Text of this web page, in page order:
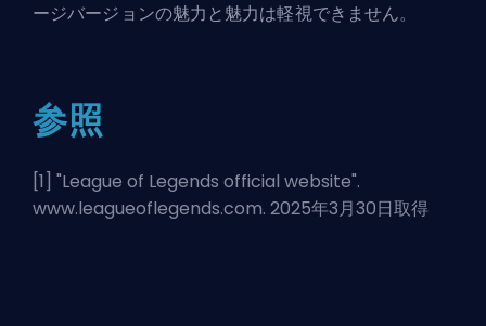
ージバージョンの魅力と魅力は軽視できません。
参照
[1] "League of Legends official website".
www.leagueoflegends.com. 2025年3月30日取得